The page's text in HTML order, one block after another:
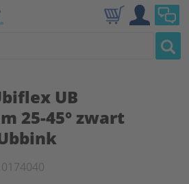
UB
25-45° zwart